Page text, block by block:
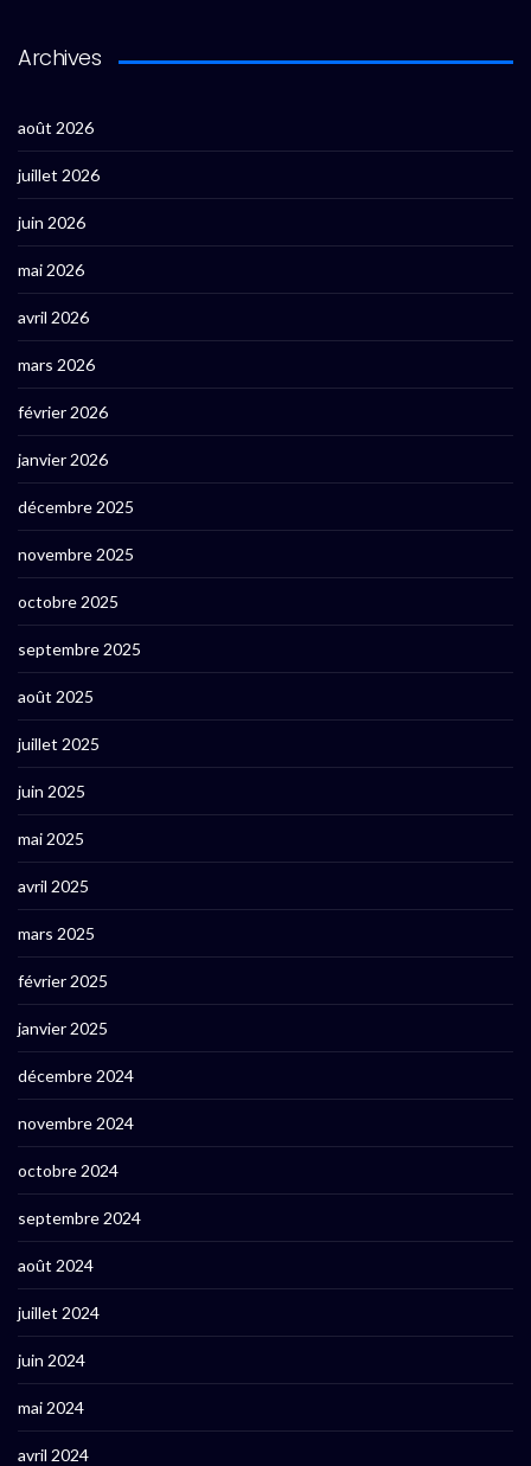
Archives
août 2026
juillet 2026
juin 2026
mai 2026
avril 2026
mars 2026
février 2026
janvier 2026
décembre 2025
novembre 2025
octobre 2025
septembre 2025
août 2025
juillet 2025
juin 2025
mai 2025
avril 2025
mars 2025
février 2025
janvier 2025
décembre 2024
novembre 2024
octobre 2024
septembre 2024
août 2024
juillet 2024
juin 2024
mai 2024
avril 2024